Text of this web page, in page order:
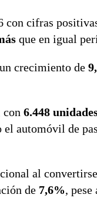
con cifras
que en igual
crecimiento de
con 6.448
el automóvil de
al
de 7,6%,